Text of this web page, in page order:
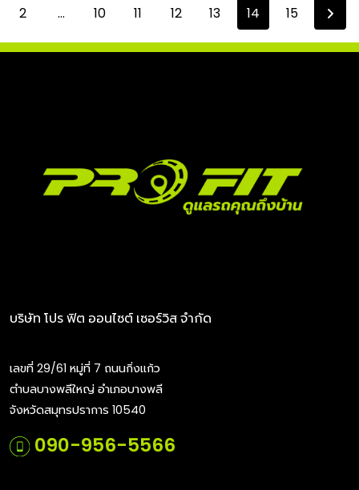
2 ... 10 11 12 13 14 15
บริษัท โปร ฟิต ออนไซต์ เซอร์วิส จำกัด
เลขที่ 29/61 หมู่ที่ 7 ถนนกิ่งแก้ว
ตำบลบางพลีใหญ่ อำเภอบางพลี
จังหวัดสมุทรปราการ 10540
090-956-5566